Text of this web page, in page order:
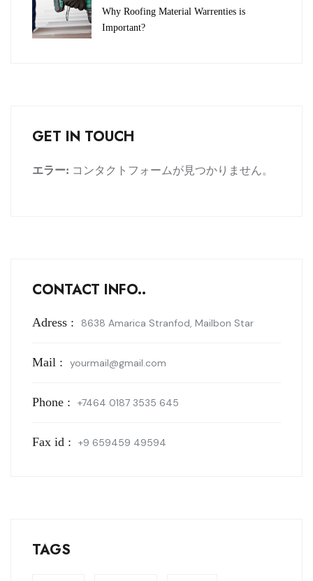
Why Roofing Material Warrenties is
Important?
GET IN TOUCH
エラー: コンタクトフォームが見つかりません。
CONTACT INFO..
Adress : 8638 Amarica Stranfod, Mailbon Star
Mail : yourmail@gmail.com
Phone : +7464 0187 3535 645
Fax id : +9 659459 49594
TAGS